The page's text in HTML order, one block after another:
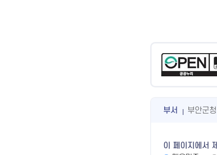
부서 부안군청
이 페이지에서